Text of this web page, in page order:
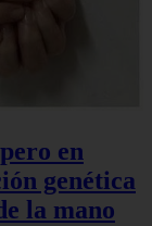
en
genética
la mano